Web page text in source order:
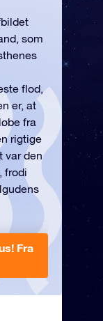
som
flod,
er, at
fra
rigtige
var den
frodi
Fra